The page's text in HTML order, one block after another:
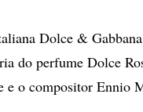
Dolce &
do perfume Dolce
e o compositor